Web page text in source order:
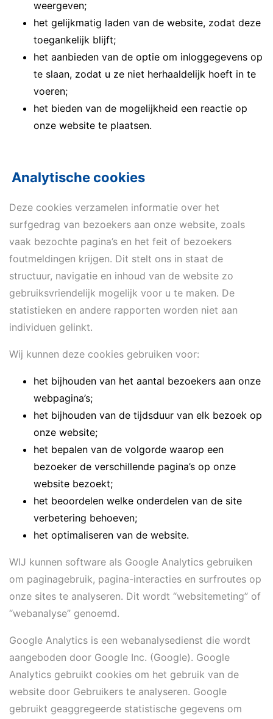
weergeven;
het gelijkmatig laden van de website, zodat deze
toegankelijk blijft;
het aanbieden van de optie om inloggegevens op
te slaan, zodat u ze niet herhaaldelijk hoeft in te
voeren;
het bieden van de mogelijkheid een reactie op
onze website te plaatsen.
Analytische cookies
Deze cookies verzamelen informatie over het
surfgedrag van bezoekers aan onze website, zoals
vaak bezochte pagina’s en het feit of bezoekers
foutmeldingen krijgen. Dit stelt ons in staat de
structuur, navigatie en inhoud van de website zo
gebruiksvriendelijk mogelijk voor u te maken. De
statistieken en andere rapporten worden niet aan
individuen gelinkt.
Wij kunnen deze cookies gebruiken voor:
het bijhouden van het aantal bezoekers aan onze
webpagina’s;
het bijhouden van de tijdsduur van elk bezoek op
onze website;
het bepalen van de volgorde waarop een
bezoeker de verschillende pagina’s op onze
website bezoekt;
het beoordelen welke onderdelen van de site
verbetering behoeven;
het optimaliseren van de website.
WIJ kunnen software als Google Analytics gebruiken
om paginagebruik, pagina-interacties en surfroutes op
onze sites te analyseren. Dit wordt “websitemeting” of
“webanalyse” genoemd.
Google Analytics is een webanalysedienst die wordt
aangeboden door Google Inc. (Google). Google
Analytics gebruikt cookies om het gebruik van de
website door Gebruikers te analyseren. Google
gebruikt geaggregeerde statistische gegevens om